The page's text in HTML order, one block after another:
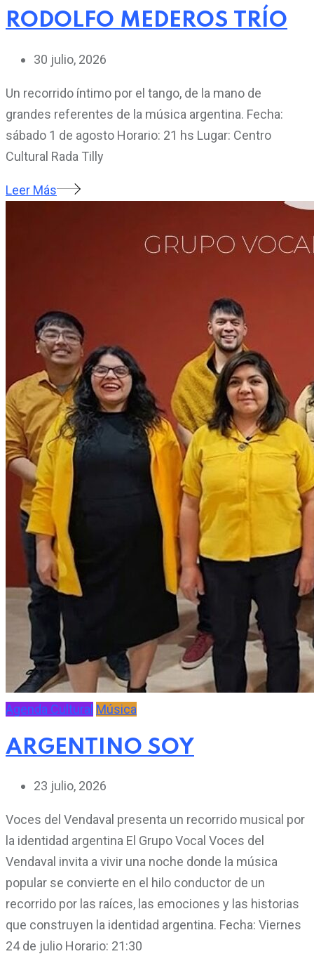
RODOLFO MEDEROS TRÍO
30 julio, 2026
Un recorrido íntimo por el tango, de la mano de
grandes referentes de la música argentina. Fecha:
sábado 1 de agosto Horario: 21 hs Lugar: Centro
Cultural Rada Tilly
Leer Más
Agenda Cultural Música
ARGENTINO SOY
23 julio, 2026
Voces del Vendaval presenta un recorrido musical por
la identidad argentina El Grupo Vocal Voces del
Vendaval invita a vivir una noche donde la música
popular se convierte en el hilo conductor de un
recorrido por las raíces, las emociones y las historias
que construyen la identidad argentina. Fecha: Viernes
24 de julio Horario: 21:30